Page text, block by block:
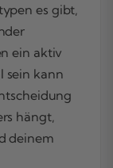
es gibt,
ein aktiv
sein kann
hängt,
deinem